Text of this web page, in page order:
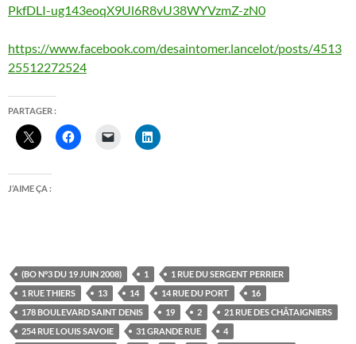
PkfDLI-ug143eoqX9Ul6R8vU38WYVzmZ-zN0
https://www.facebook.com/desaintomer.lancelot/posts/4513
25512272524
PARTAGER :
J’AIME ÇA :
(BO N°3 DU 19 JUIN 2008) 1
1 RUE DU SERGENT PERRIER
1 RUE THIERS
13 14 14 RUE DU PORT
16
178 BOULEVARD SAINT DENIS
19 2
21 RUE DES CHÂTAIGNIERS
254 RUE LOUIS SAVOIE
31 GRANDE RUE
4